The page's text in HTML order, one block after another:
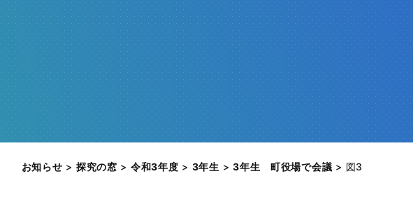
お知らせ > 探究の窓 > 令和3年度 > 3年生 >3年生 町役場で会議 > 図3